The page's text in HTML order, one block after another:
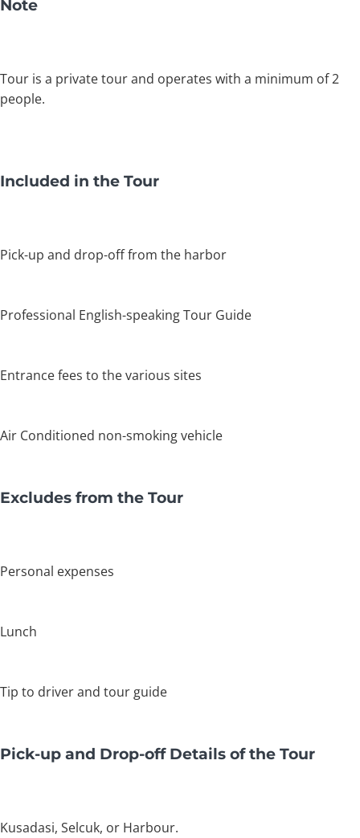
Note
Tour is a private tour and operates with a minimum of 2
people.
Included in the Tour
Pick-up and drop-off from the harbor
Professional English-speaking Tour Guide
Entrance fees to the various sites
Air Conditioned non-smoking vehicle
Excludes from the Tour
Personal expenses
Lunch
Tip to driver and tour guide
Pick-up and Drop-off Details of the Tour
Kusadasi, Selcuk, or Harbour.